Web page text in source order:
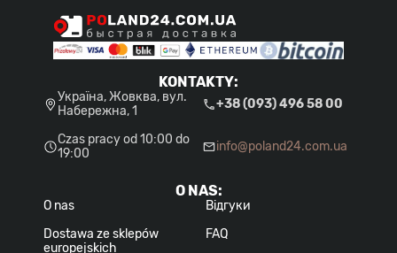
O NAS:
O nas
Dostawa ze sklepów
europejskich
Відгуки
FAQ
KONTAKTY:
Україна, Жовква, вул.
Набережна, 1
Czas pracy od 10:00 do
19:00
+38 (093) 496 58 00
info@poland24.com.ua